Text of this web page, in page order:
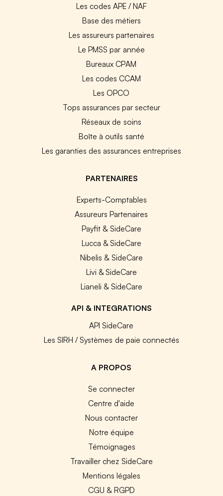
Les codes APE / NAF
Base des métiers
Les assureurs partenaires
Le PMSS par année
Bureaux CPAM
Les codes CCAM
Les OPCO
Tops assurances par secteur
Réseaux de soins
Boîte à outils santé
Les garanties des assurances entreprises
PARTENAIRES
Experts-Comptables
Assureurs Partenaires
Payfit & SideCare
Lucca & SideCare
Nibelis & SideCare
Livi & SideCare
Lianeli & SideCare
API & INTEGRATIONS
API SideCare
Les SIRH / Systèmes de paie connectés
A PROPOS
Se connecter
Centre d'aide
Nous contacter
Notre équipe
Témoignages
Travailler chez SideCare
Mentions légales
CGU & RGPD